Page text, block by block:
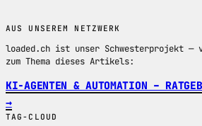
AUS UNSEREM NETZWERK
loaded.ch ist unser Schwesterprojekt —
zum Thema dieses Artikels:
KI-AGENTEN & AUTOMATION –
→
TAG-CLOUD